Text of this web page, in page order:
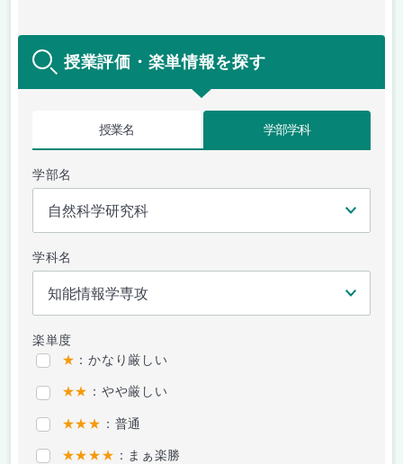
授業評価・楽単情報を探す
授業名 学部学科
学部名
学科名
楽単度
★ ：かなり厳しい
★★ ：やや厳しい
★★★ ：普通
★★★★ ：まぁ楽勝